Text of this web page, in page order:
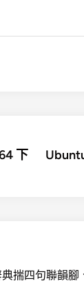
下
揣四句聯韻腳